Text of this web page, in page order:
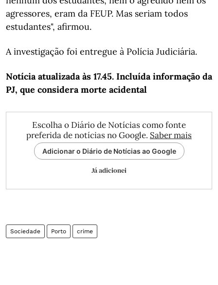
agressores, eram da FEUP. Mas seriam todos
estudantes", afirmou.
A investigação foi entregue à Polícia Judiciária.
Notícia atualizada às 17.45. Incluída informação da
PJ, que considera morte acidental
Escolha o Diário de Notícias como fonte
preferida de notícias no Google. Saber mais
Adicionar o Diário de Notícias ao Google
Já adicionei
Sociedade Porto crime